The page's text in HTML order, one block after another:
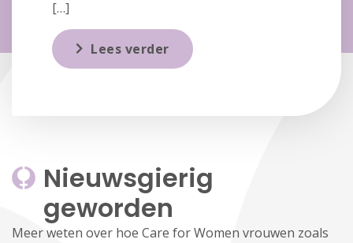
[…]
Lees verder
Nieuwsgierig
geworden
Meer weten over hoe Care for Women vrouwen zoals